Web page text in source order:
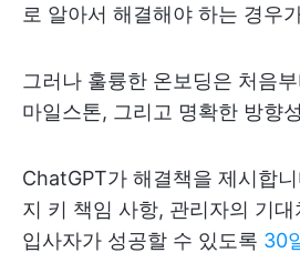
로 알아서 해결해야 하는 경우
그러나 훌륭한 온보딩은 처음
마일스톤, 그리고 명확한 방향
ChatGPT가 해결책을 제시합
지 키 책임 사항, 관리자의 기
입사자가 성공할 수 있도록 30